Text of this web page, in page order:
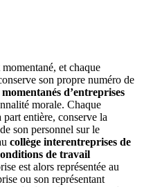
et chaque
son propre numéro de
d’entreprises
morale. Chaque
part entière, conserve la
son personnel sur le
collège interentreprises de
de travail
est alors représentée au
ou son représentant